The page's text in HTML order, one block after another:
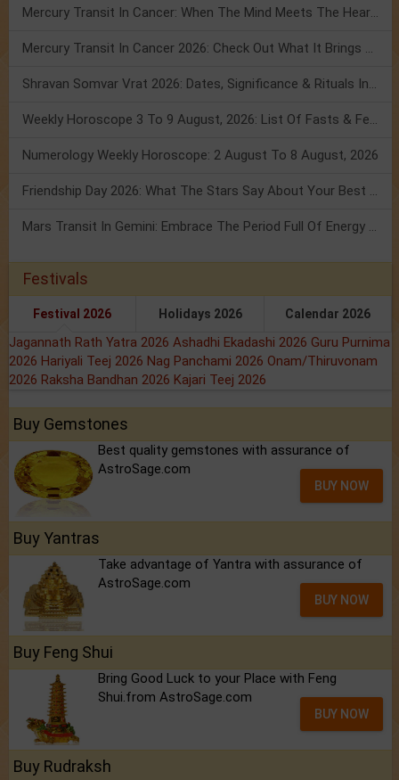
Mercury Transit In Cancer: When The Mind Meets The Heart!
Mercury Transit In Cancer 2026: Check Out What It Brings For You
Shravan Somvar Vrat 2026: Dates, Significance & Rituals In August
Weekly Horoscope 3 To 9 August, 2026: List Of Fasts & Festivals
Numerology Weekly Horoscope: 2 August To 8 August, 2026
Friendship Day 2026: What The Stars Say About Your Best Friend!
Mars Transit In Gemini: Embrace The Period Full Of Energy & Intelligence
Festivals
Festival 2026 Holidays 2026 Calendar 2026
Jagannath Rath Yatra 2026 Ashadhi Ekadashi 2026 Guru Purnima
2026 Hariyali Teej 2026 Nag Panchami 2026 Onam/Thiruvonam
2026 Raksha Bandhan 2026 Kajari Teej 2026
Buy Gemstones
Best quality gemstones with assurance of
AstroSage.com
BUY NOW
Buy Yantras
Take advantage of Yantra with assurance of
AstroSage.com
BUY NOW
Buy Feng Shui
Bring Good Luck to your Place with Feng
Shui.from AstroSage.com
BUY NOW
Buy Rudraksh